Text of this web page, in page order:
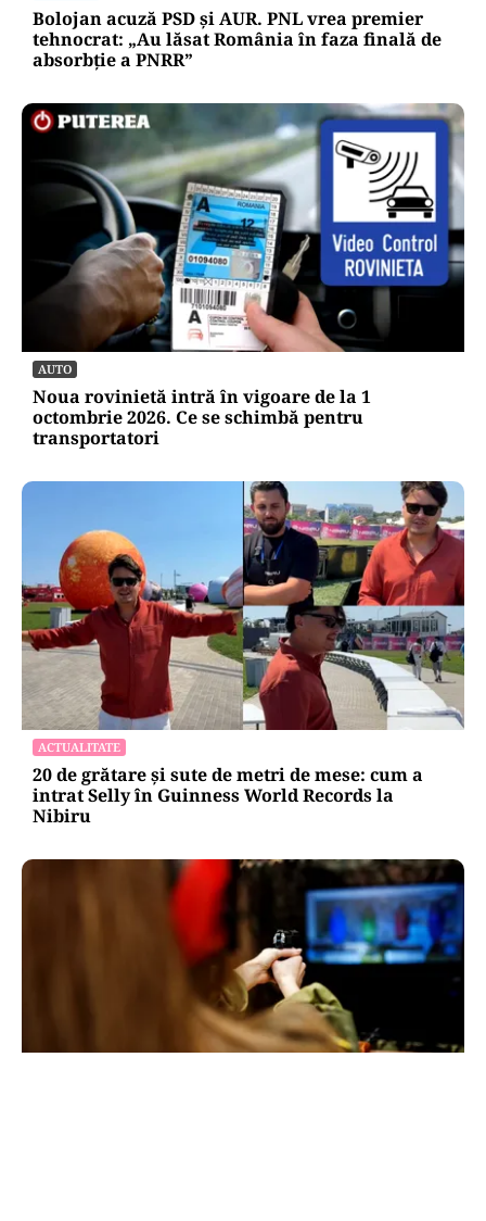
Bolojan acuză PSD și AUR. PNL vrea premier
tehnocrat: „Au lăsat România în faza finală de
absorbţie a PNRR”
AUTO
Noua rovinietă intră în vigoare de la 1
octombrie 2026. Ce se schimbă pentru
transportatori
ACTUALITATE
20 de grătare și sute de metri de mese: cum a
intrat Selly în Guinness World Records la
Nibiru